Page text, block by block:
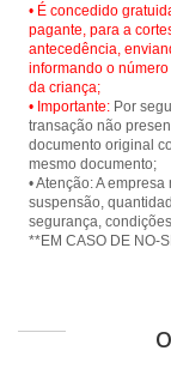
• É concedido
pagante, para a
antecedência,
informando o
da criança;
• Importante: Por
transação não
documento original
mesmo documento;
• Atenção: A
suspensão,
segurança,